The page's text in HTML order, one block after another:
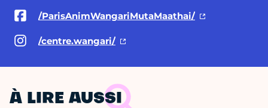
/ParisAnimWangariMutaMaathai/
/centre.wangari/
À LIRE AUSSI